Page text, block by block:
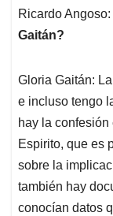
Ricardo Angoso:
Gaitán?
Gloria Gaitán:
e incluso tengo
hay la
Espirito, que es
sobre la
también hay
conocían datos